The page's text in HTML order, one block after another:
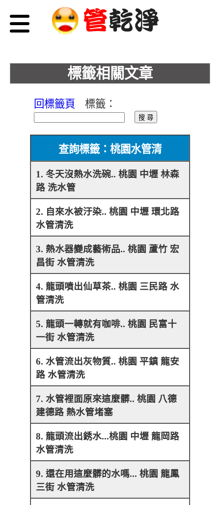
標籤相關文章
回標籤頁 標籤：
查詢標籤：桃園水管清
1. 冬天沒熱水洗碗.. 桃園 中壢 林森
路 洗水管
2. 自來水被汙染.. 桃園 中壢 環北路
水管清洗
3. 熱水器變成藝術品.. 桃園 蘆竹 宏
昌街 水管清洗
4. 龍頭噴出仙草茶.. 桃園 三民路 水
管清洗
5. 龍頭一轉就有咖啡.. 桃園 民富十
一街 水管清洗
6. 水管流出灰物質.. 桃園 平鎮 龍安
路 水管清洗
7. 水管裡面原來這麼髒.. 桃園 八德
建德路 熱水管堵塞
8. 龍頭流出銹水...桃園 中壢 龍岡路
水管清洗
9. 還在用這麼髒的水嗎... 桃園 龍鳳
三街 水管清洗